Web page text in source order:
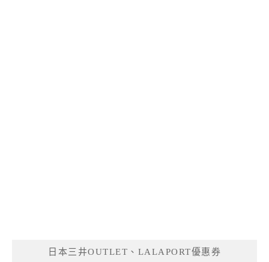
日本三井OUTLET、LALAPORT優惠券